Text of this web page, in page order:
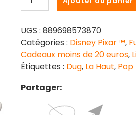
de
POP
Dug
avec
des
La
UGS : 889698573870
Catégories : Disney Pixar ™,
Cadeaux moins de 20 euros,
Étiquettes : Dug, La Haut, Pop
Partager: